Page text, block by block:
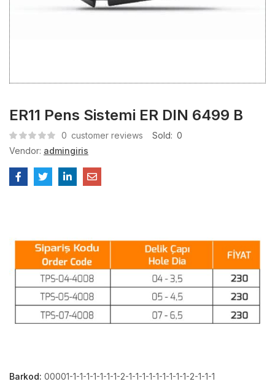
ER11 Pens Sistemi ER DIN 6499 B
0 customer reviews Sold: 0
Vendor: admingiris
Barkod: 00001-1-1-1-1-1-1-1-2-1-1-1-1-1-1-1-1-1-2-1-1-1